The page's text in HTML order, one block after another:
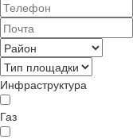
Инфраструктура
Газ